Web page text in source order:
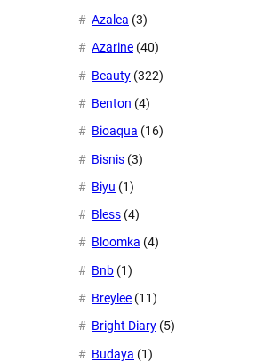
Azalea (3)
Azarine (40)
Beauty (322)
Benton (4)
Bioaqua (16)
Bisnis (3)
Biyu (1)
Bless (4)
Bloomka (4)
Bnb (1)
Breylee (11)
Bright Diary (5)
Budaya (1)